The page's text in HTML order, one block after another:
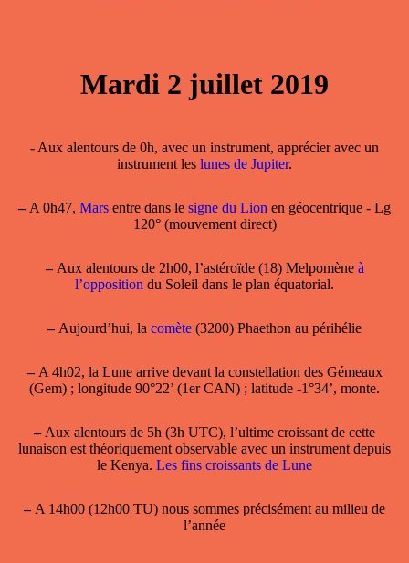
Mardi 2 juillet 2019
- Aux alentours de 0h, avec un instrument, apprécier avec un
instrument les lunes de Jupiter.
–A 0h47, Mars entre dans le signe du Lion en géocentrique - Lg
120° (mouvement direct)
–Aux alentours de 2h00, l’astéroïde (18) Melpomène à
l’opposition du Soleil dans le plan équatorial.
–Aujourd’hui, la comète (3200) Phaethon au périhélie
–A 4h02, la Lune arrive devant la constellation des Gémeaux
(Gem) ; longitude 90°22’ (1er CAN) ; latitude -1°34’, monte.
–Aux alentours de 5h (3h UTC), l’ultime croissant de cette
lunaison est théoriquement observable avec un instrument depuis
le Kenya. Les fins croissants de Lune
–A 14h00 (12h00 TU) nous sommes précisément au milieu de
l’année